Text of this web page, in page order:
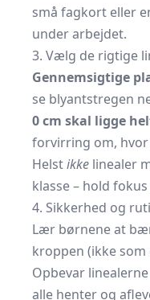
små fagkort eller
under arbejdet.
3. Vælg de rigtige
Gennemsigtige
se blyantstregen
0 cm skal ligge
forvirring om, hvor
Helstikke linealer
klasse – hold
4. Sikkerhed og
Lær børnene at
kroppen (ikke
Opbevar
alle henter og